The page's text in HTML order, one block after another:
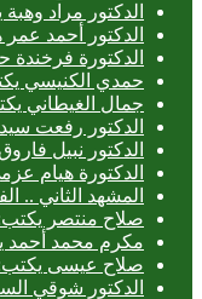
الدكتور مراد
الدكتور أحمد
الدكتورة فرخندة
حمدي الكنيسي
جمال الغيطاني
الدكتور رفعت
الدكتور نبيل
الدكتورة هيام
المشهد الثاني ..
صلاح منتصر يكتب:
مكرم محمد أحمد
صلاح عيسى يكتب:
الدكتور شوقي